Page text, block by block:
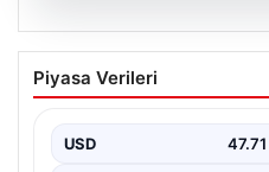
Galatasaray 10
netleştirdi: Batrakov
Galatasaray yönetimi,
Piyasa Verileri
USD 47.71